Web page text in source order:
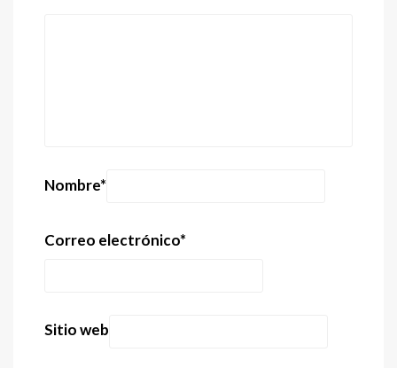
Nombre*
Correo electrónico*
Sitio web